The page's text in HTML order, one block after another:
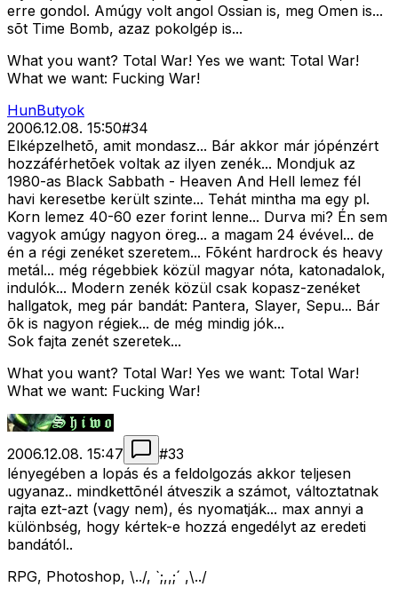
erre gondol. Amúgy volt angol Ossian is, meg Omen is...
sõt Time Bomb, azaz pokolgép is...
What you want? Total War! Yes we want: Total War!
What we want: Fucking War!
HunButyok
2006.12.08. 15:50#34
Elképzelhetõ, amit mondasz... Bár akkor már jópénzért
hozzáférhetõek voltak az ilyen zenék... Mondjuk az
1980-as Black Sabbath - Heaven And Hell lemez fél
havi keresetbe került szinte... Tehát mintha ma egy pl.
Korn lemez 40-60 ezer forint lenne... Durva mi? Én sem
vagyok amúgy nagyon öreg... a magam 24 évével... de
én a régi zenéket szeretem... Fõként hardrock és heavy
metál... még régebbiek közül magyar nóta, katonadalok,
indulók... Modern zenék közül csak kopasz-zenéket
hallgatok, meg pár bandát: Pantera, Slayer, Sepu... Bár
õk is nagyon régiek... de még mindig jók...
Sok fajta zenét szeretek...
What you want? Total War! Yes we want: Total War!
What we want: Fucking War!
2006.12.08. 15:47 #33
lényegében a lopás és a feldolgozás akkor teljesen
ugyanaz.. mindkettõnél átveszik a számot, változtatnak
rajta ezt-azt (vagy nem), és nyomatják... max annyi a
különbség, hogy kértek-e hozzá engedélyt az eredeti
bandától..
RPG, Photoshop, \../, `;,,;´ ,\../